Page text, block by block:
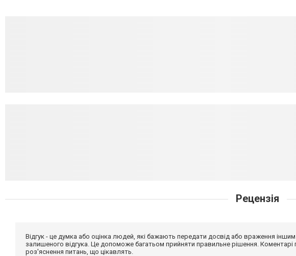
Рецензія
Відгук - це думка або оцінка людей, які бажають передати досвід або враження
залишеного відгука. Це допоможе багатьом прийняти правильне рішення. Коментарі
роз'яснення питань, що цікавлять.